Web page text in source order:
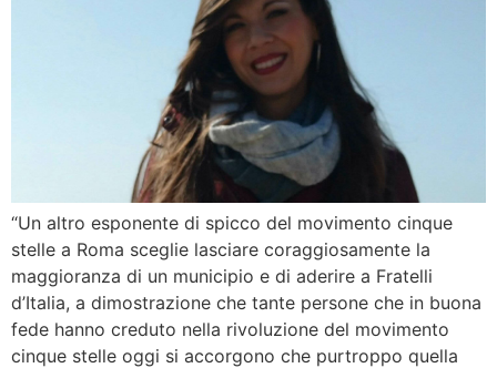
“Un altro esponente di spicco del movimento cinque
stelle a Roma sceglie lasciare coraggiosamente la
maggioranza di un municipio e di aderire a Fratelli
d’Italia, a dimostrazione che tante persone che in buona
fede hanno creduto nella rivoluzione del movimento
cinque stelle oggi si accorgono che purtroppo quella